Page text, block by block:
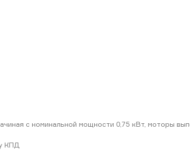
с номинальной мощности 0,75 кВт, моторы
КПД